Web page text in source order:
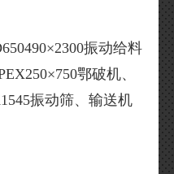
振动给料
鄂破机、
振动筛、输送机